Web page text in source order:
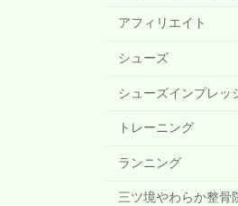
アフィリエイト
シューズ
シューズインプレッ
トレーニング
ランニング
三ツ境やわらか整骨